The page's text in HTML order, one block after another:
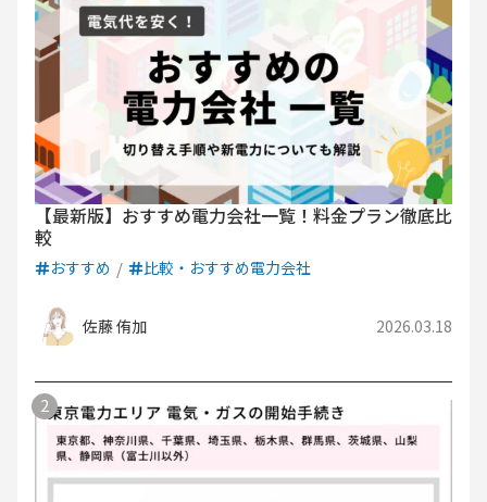
【最新版】おすすめ電力会社一覧！料金プラン徹底比
較
おすすめ 比較・おすすめ電力会社
佐藤 侑加 2026.03.18